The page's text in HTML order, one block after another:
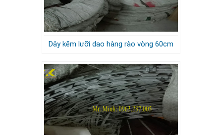
Dây kẽm lưỡi dao hàng rào vòng 60cm